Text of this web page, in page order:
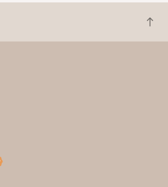
R
e